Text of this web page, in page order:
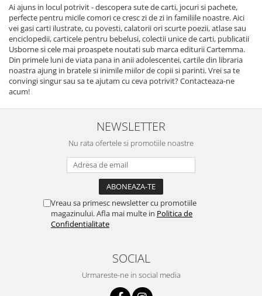
Ai ajuns in locul potrivit - descopera sute de carti, jocuri si pachete,
perfecte pentru micile comori ce cresc zi de zi in familiile noastre. Aici
vei gasi carti ilustrate, cu povesti, calatorii ori scurte poezii, atlase sau
enciclopedii, carticele pentru bebelusi, colectii unice de carti, publicatii
Usborne si cele mai proaspete noutati sub marca editurii Cartemma.
Din primele luni de viata pana in anii adolescentei, cartile din libraria
noastra ajung in bratele si inimile miilor de copii si parinti. Vrei sa te
convingi singur sau sa te ajutam cu ceva potrivit? Contacteaza-ne
acum!
NEWSLETTER
Nu rata ofertele si promotiile noastre
Vreau sa primesc newsletter cu promotiile
magazinului. Afla mai multe in Politica de
Confidentialitate
SOCIAL
Urmareste-ne in social media